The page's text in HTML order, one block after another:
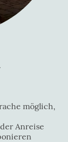
möglich,
Anreise